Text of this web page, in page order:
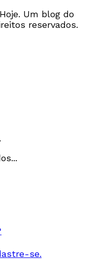
Um blog do
reservados.
se.